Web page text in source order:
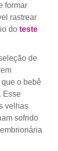
formar
rastrear
do teste
de
o bebê
Esse
velhas
sofrido